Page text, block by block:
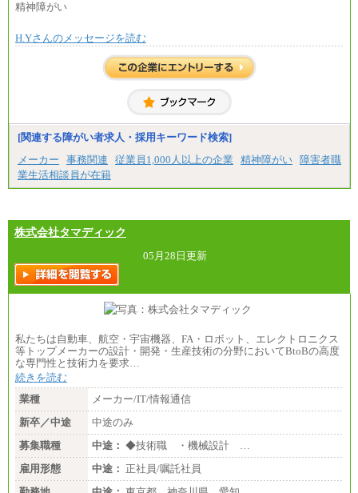
精神障がい
H.Yさんのメッセージを読む
[関連する障がい者求人・採用キーワード検索]
メーカー
事務関連 従業員1,000人以上の企業 精神障がい 障害者職
業生活相談員が在籍
株式会社タマディック
05月28日更新
私たちは自動車、航空・宇宙機器、FA・ロボット、エレクトロニクス
等トップメーカーの設計・開発・生産技術の分野においてBtoBの高度
な専門性と技術力を要求…
続きを読む
業種
メーカー/IT/情報通信
新卒／中途
中途のみ
募集職種
中途： ◆技術職 ・機械設計 …
雇用形態
中途： 正社員/嘱託社員